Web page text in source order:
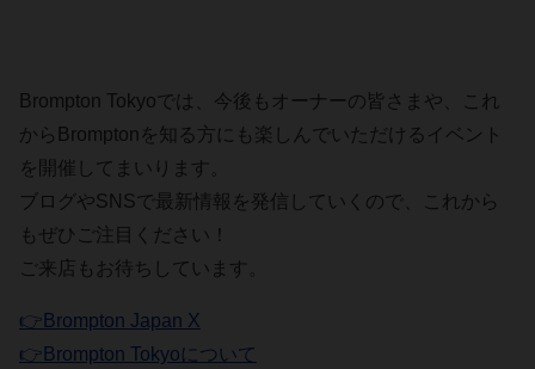
Brompton Tokyoでは、今後もオーナーの皆さまや、これ
からBromptonを知る方にも楽しんでいただけるイベント
を開催してまいります。
ブログやSNSで最新情報を発信していくので、これから
もぜひご注目ください！
ご来店もお待ちしています。
👉Brompton Japan X
👉Brompton Tokyoについて